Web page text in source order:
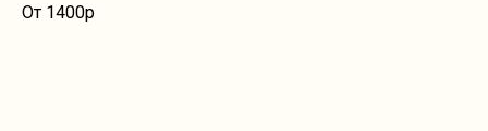
От 1400р